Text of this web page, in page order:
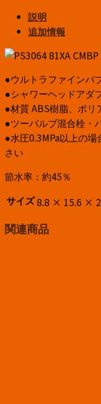
説明
追加情報
●ウルトラファインバ
●シャワーヘッドアダ
●材質 ABS樹脂、ポリ
●ツーバルブ混合栓・
●水圧0.3MPa以上の
さい
節水率：約45％
サイズ 8.8 × 15.6 ×
関連商品